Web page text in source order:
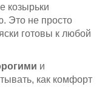
козырьки
Это не просто
готовы к любой
и
как комфорт